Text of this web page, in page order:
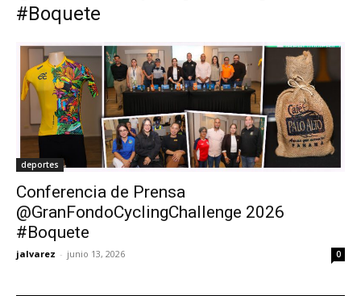
#Boquete
deportes
Conferencia de Prensa
@GranFondoCyclingChallenge 2026
#Boquete
jalvarez - junio 13, 2026 0